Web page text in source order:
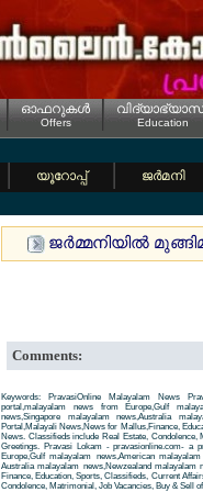
ഓഫറുകള്‍
Offers Education
യൂറോപ്പ് ജര്‍മനി
ജര്‍മ്മനിയില്‍
Comments:
Keywords: PravasiOnline Malayalam News
portal,malayalam news from Europe,Gulf
news,Singapore malayalam news,Australia
Portal,Malayali News,News for Mallus,Finance,
News. Classifieds include Real Estate,
Greetings. Pravasi Lokam - pravasionline.com- a
Europe,Gulf malayalam news,American
Australia malayalam news,Newzealand
Finance, Education, Sports, Classifieds, Current
Condolence, Matrimonial, Job Vacancies, Buy & Sell